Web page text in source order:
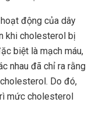
động của dây
khi cholesterol bị
biệt là mạch máu,
nhau đã chỉ ra rằng
Do đó,
mức cholesterol